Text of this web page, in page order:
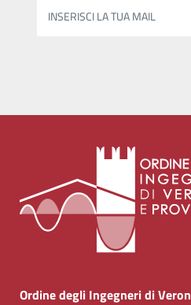
INSERISCI LA TUA MAIL
Ordine degli Ingegneri di